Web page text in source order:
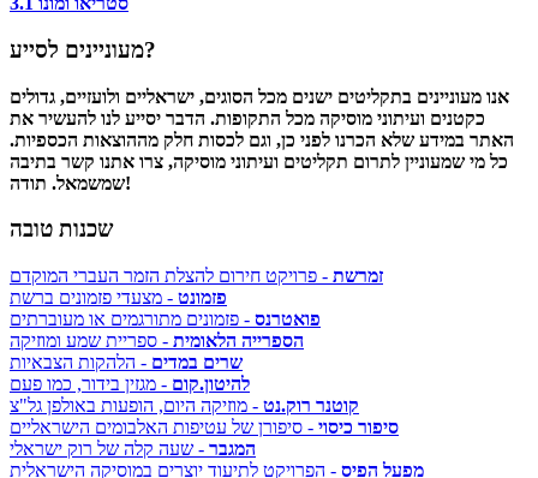
מעוניינים לסייע?
אנו מעוניינים בתקליטים ישנים מכל הסוגים, ישראליים ולועזיים, גדולים
כקטנים ועיתוני מוסיקה מכל התקופות. הדבר יסייע לנו להעשיר את
האתר במידע שלא הכרנו לפני כן, וגם לכסות חלק מההוצאות הכספיות.
כל מי שמעוניין לתרום תקליטים ועיתוני מוסיקה, צרו אתנו קשר בתיבה
שמשמאל. תודה!
שכנות טובה
זמרשת - פרויקט חירום להצלת הזמר העברי המוקדם
פזמונט - מצעדי פזמונים ברשת
פואטרנס - פזמונים מתורגמים או מעוברתים
הספרייה הלאומית - ספריית שמע ומוזיקה
שרים במדים - הלהקות הצבאיות
להיטון.קום - מגזין בידור, כמו פעם
קוטנר רוק.נט - מוזיקה היום, הופעות באולפן גל"צ
סיפור כיסוי - סיפורן של עטיפות האלבומים הישראליים
המגבר - שעה קלה של רוק ישראלי
מפעל הפיס - הפרויקט לתיעוד יוצרים במוסיקה הישראלית